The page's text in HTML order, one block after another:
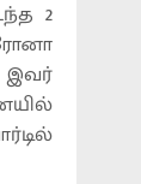
2
இவர்